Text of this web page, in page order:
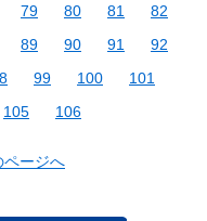
79 80 81
82
89 90 91
92
99 100
101
105 106
ページへ